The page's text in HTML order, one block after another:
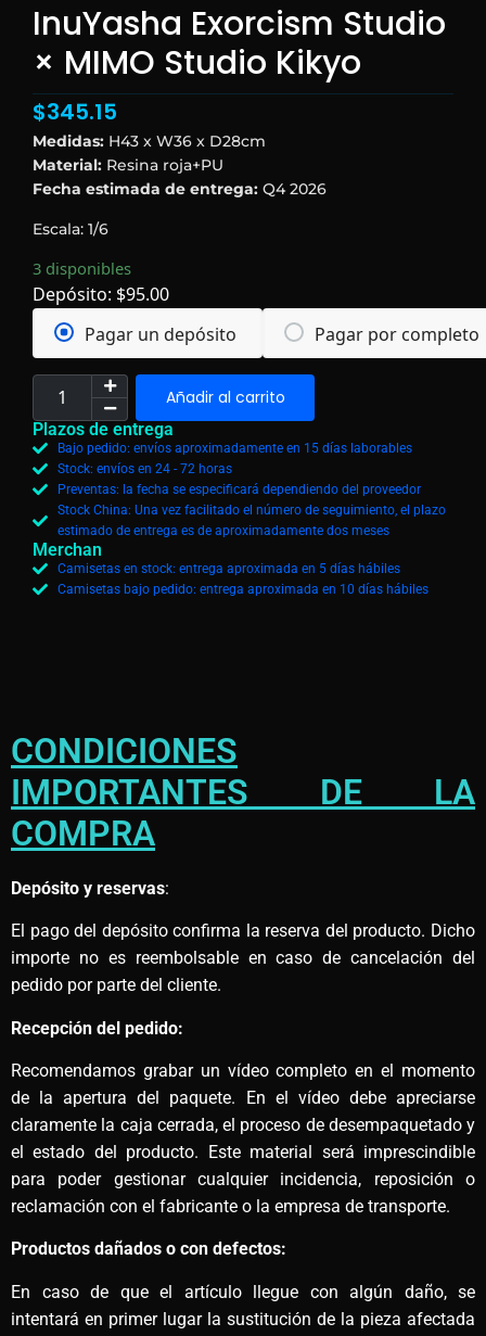
InuYasha Exorcism Studio
× MIMO Studio Kikyo
$345.15
Medidas: H43 x W36 x D28cm
Material: Resina roja+PU
Fecha estimada de entrega: Q4 2026
Escala: 1/6
3 disponibles
Depósito: $95.00
Pagar por completo
Pagar un depósito
Añadir al carrito
Plazos de entrega
Bajo pedido: envíos aproximadamente en 15 días laborables
Stock: envíos en 24 - 72 horas
Preventas: la fecha se especificará dependiendo del proveedor
Stock China: Una vez facilitado el número de seguimiento, el plazo
estimado de entrega es de aproximadamente dos meses
Merchan
Camisetas en stock: entrega aproximada en 5 días hábiles
Camisetas bajo pedido: entrega aproximada en 10 días hábiles
CONDICIONES
IMPORTANTES DE LA
COMPRA
Depósito y reservas:
El pago del depósito confirma la reserva del producto. Dicho
importe no es reembolsable en caso de cancelación del
pedido por parte del cliente.
Recepción del pedido:
Recomendamos grabar un vídeo completo en el momento
de la apertura del paquete. En el vídeo debe apreciarse
claramente la caja cerrada, el proceso de desempaquetado y
el estado del producto. Este material será imprescindible
para poder gestionar cualquier incidencia, reposición o
reclamación con el fabricante o la empresa de transporte.
Productos dañados o con defectos:
En caso de que el artículo llegue con algún daño, se
intentará en primer lugar la sustitución de la pieza afectada